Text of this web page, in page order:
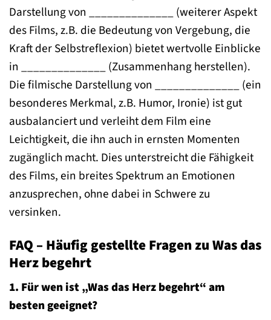
Darstellung von ______________ (weiterer Aspekt
des Films, z.B. die Bedeutung von Vergebung, die
Kraft der Selbstreflexion) bietet wertvolle Einblicke
in ______________ (Zusammenhang herstellen).
Die filmische Darstellung von ______________ (ein
besonderes Merkmal, z.B. Humor, Ironie) ist gut
ausbalanciert und verleiht dem Film eine
Leichtigkeit, die ihn auch in ernsten Momenten
zugänglich macht. Dies unterstreicht die Fähigkeit
des Films, ein breites Spektrum an Emotionen
anzusprechen, ohne dabei in Schwere zu
versinken.
FAQ – Häufig gestellte Fragen zu Was das
Herz begehrt
1. Für wen ist „Was das Herz begehrt“ am
besten geeignet?